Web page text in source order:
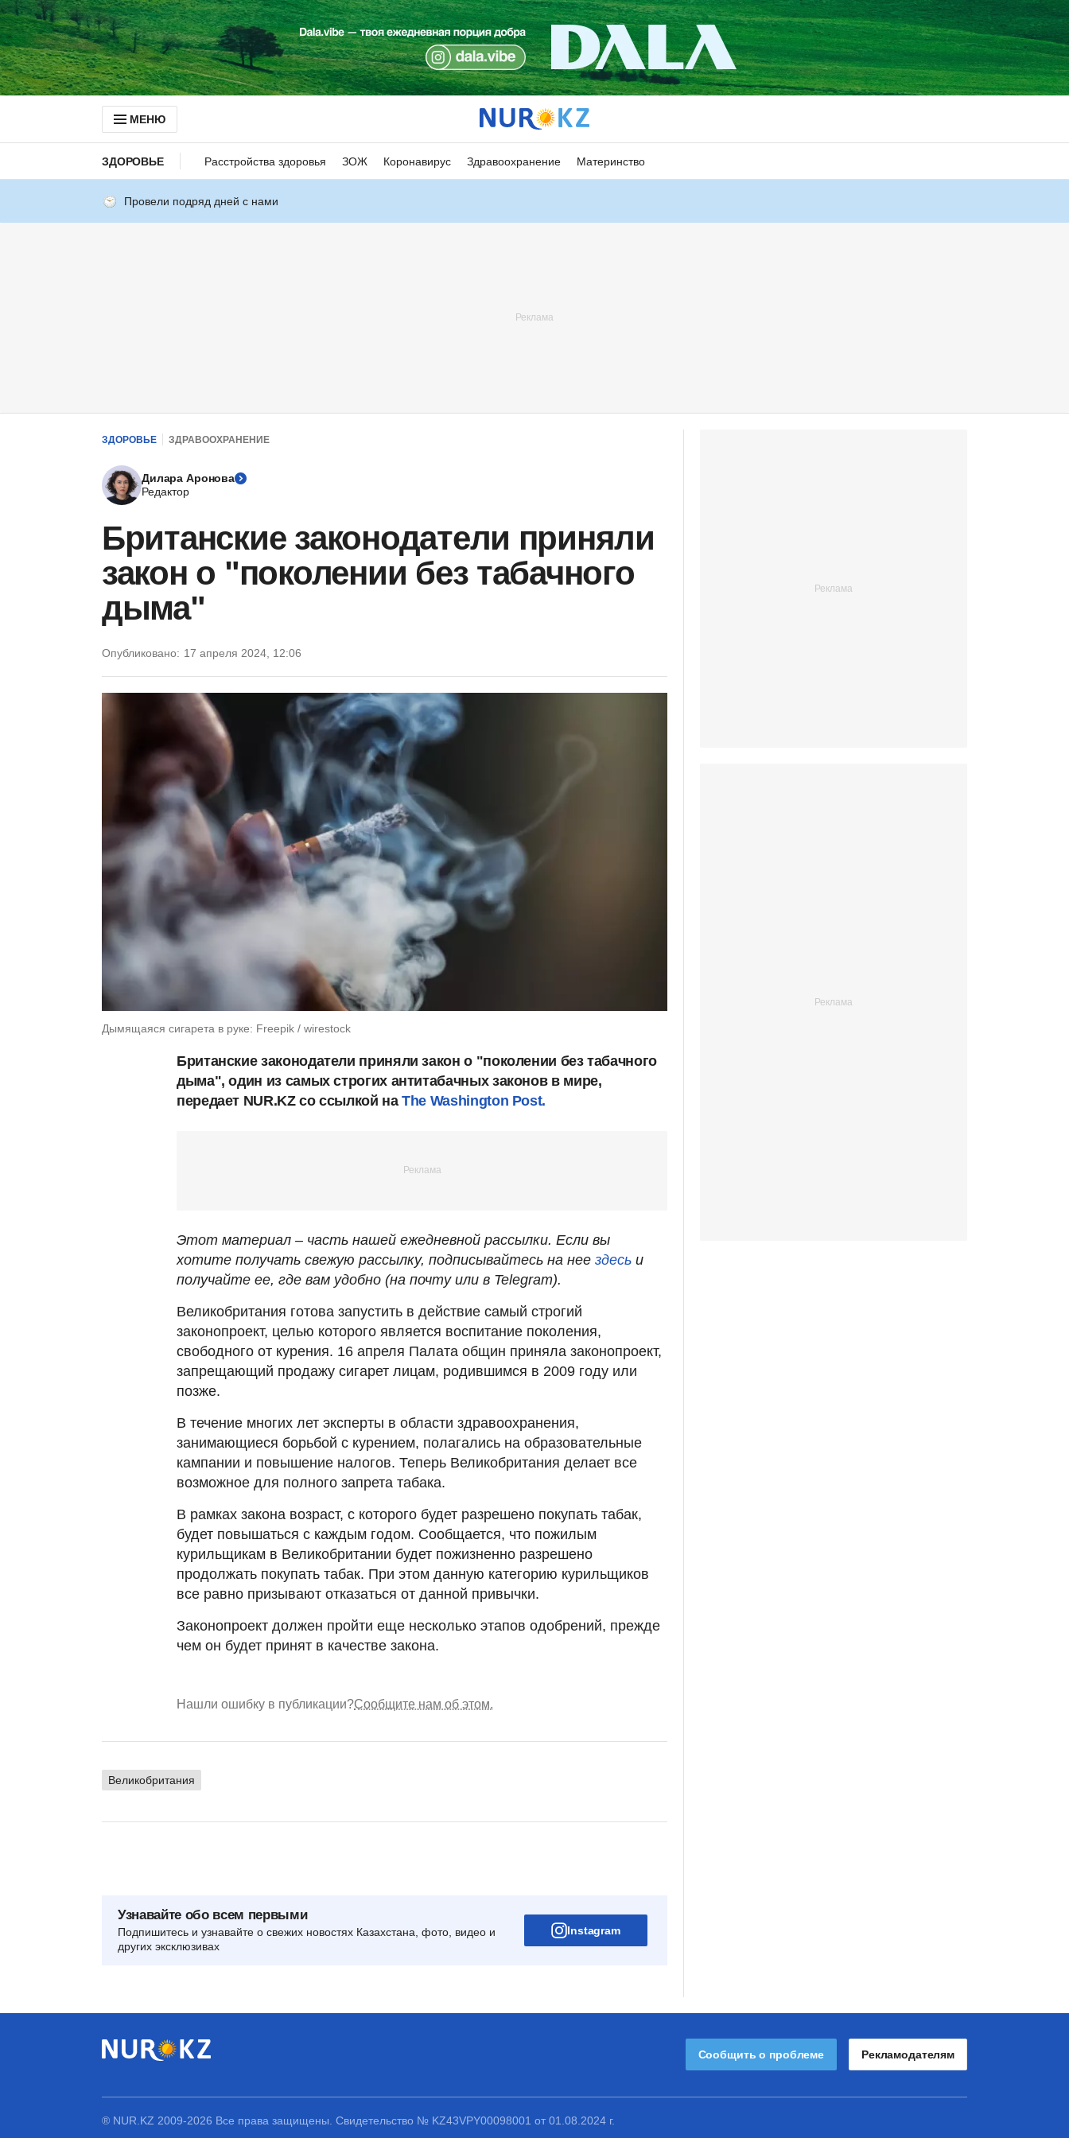
МЕНЮ
ЗДОРОВЬЕ Расстройства здоровья ЗОЖ Коронавирус Здравоохранение Материнство
Провели подряд дней с нами
ЗДОРОВЬЕ ЗДРАВООХРАНЕНИЕ
Дилара Аронова
Редактор
Британские законодатели приняли
закон о "поколении без табачного
дыма"
Опубликовано: 17 апреля 2024, 12:06
Дымящаяся сигарета в руке: Freepik / wirestock
Британские законодатели приняли закон о "поколении без табачного
дыма", один из самых строгих антитабачных законов в мире,
передает NUR.KZ со ссылкой на The Washington Post.
Этот материал – часть нашей ежедневной рассылки. Если вы
хотите получать свежую рассылку, подписывайтесь на нее здесь и
получайте ее, где вам удобно (на почту или в Telegram).
Великобритания готова запустить в действие самый строгий
законопроект, целью которого является воспитание поколения,
свободного от курения. 16 апреля Палата общин приняла законопроект,
запрещающий продажу сигарет лицам, родившимся в 2009 году или
позже.
В течение многих лет эксперты в области здравоохранения,
занимающиеся борьбой с курением, полагались на образовательные
кампании и повышение налогов. Теперь Великобритания делает все
возможное для полного запрета табака.
В рамках закона возраст, с которого будет разрешено покупать табак,
будет повышаться с каждым годом. Сообщается, что пожилым
курильщикам в Великобритании будет пожизненно разрешено
продолжать покупать табак. При этом данную категорию курильщиков
все равно призывают отказаться от данной привычки.
Законопроект должен пройти еще несколько этапов одобрений, прежде
чем он будет принят в качестве закона.
Нашли ошибку в публикации?Сообщите нам об этом.
Великобритания
Узнавайте обо всем первыми
Подпишитесь и узнавайте о свежих новостях Казахстана, фото, видео и
других эксклюзивах
Instagram
Сообщить о проблеме Рекламодателям
® NUR.KZ 2009-2026 Все права защищены. Свидетельство № KZ43VPY00098001 от 01.08.2024 г.